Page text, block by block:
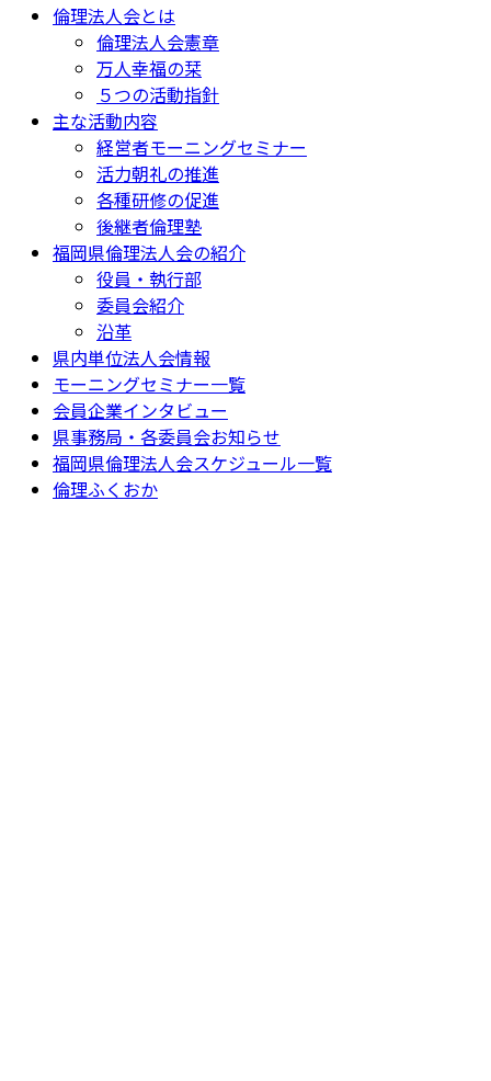
倫理法人会とは
倫理法人会憲章
万人幸福の栞
５つの活動指針
主な活動内容
経営者モーニングセミナー
活力朝礼の推進
各種研修の促進
後継者倫理塾
福岡県倫理法人会の紹介
役員・執行部
委員会紹介
沿革
県内単位法人会情報
モーニングセミナー一覧
会員企業インタビュー
県事務局・各委員会お知らせ
福岡県倫理法人会スケジュール一覧
倫理ふくおか